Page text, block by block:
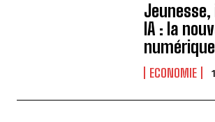
IA : la
ECONOMIE